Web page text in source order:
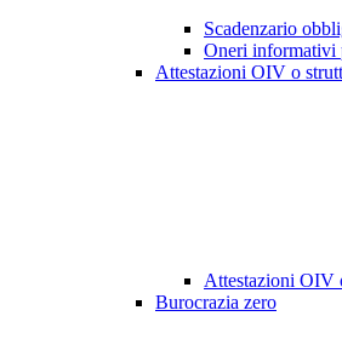
Scadenzario
Oneri informativi
Attestazioni OIV o
Attestazioni OIV
Burocrazia zero